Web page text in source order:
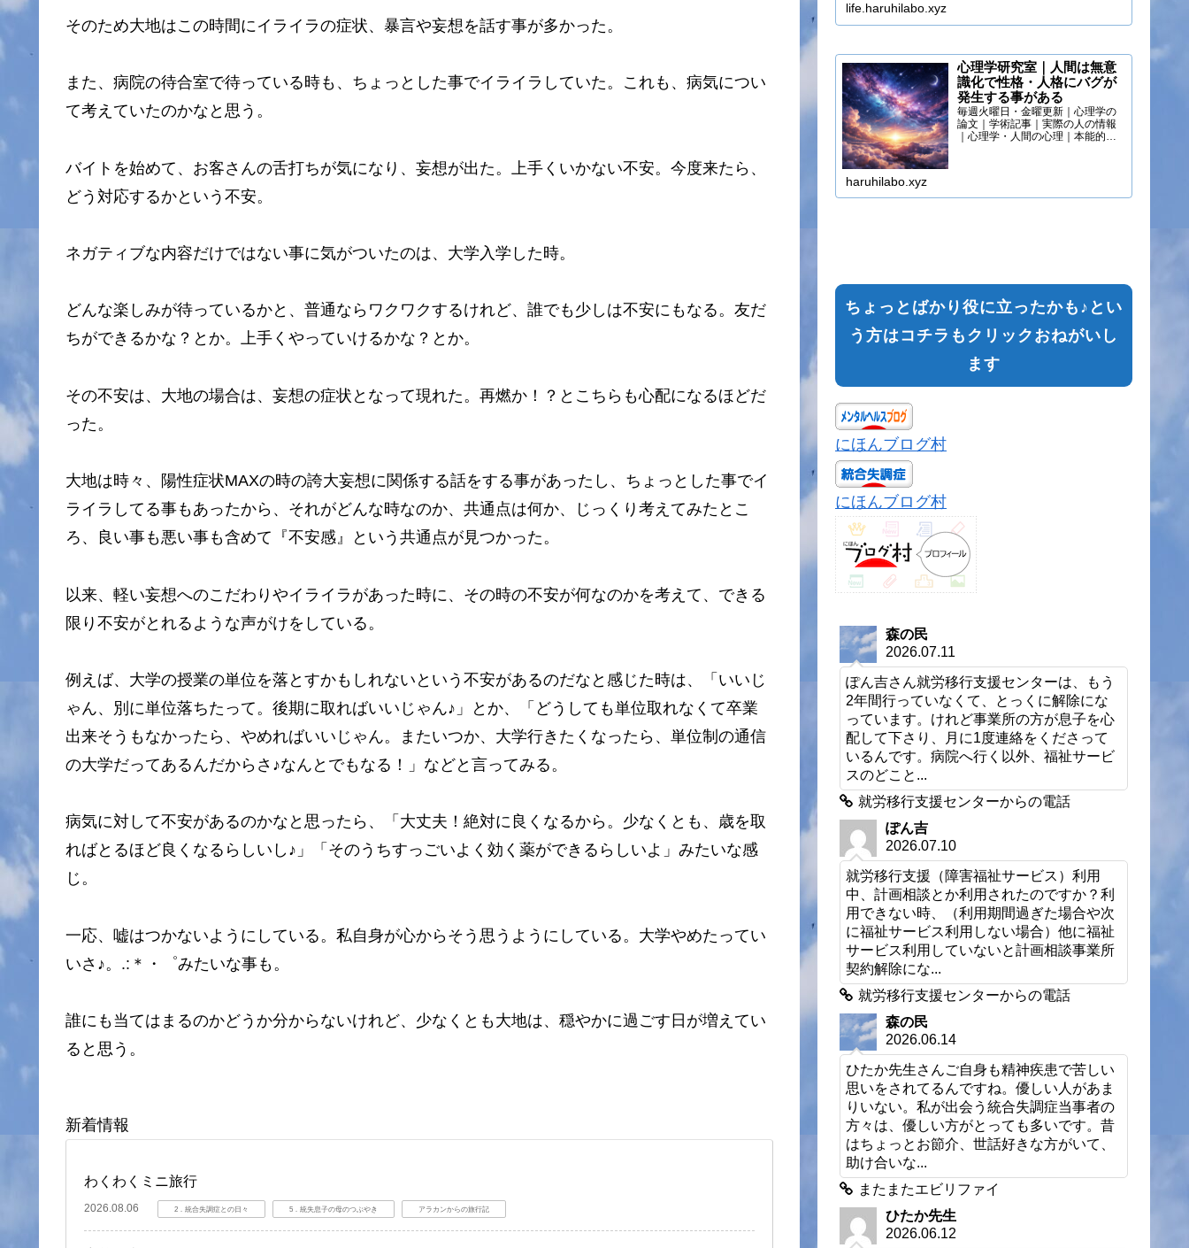
そのため大地はこの時間にイライラの症状、暴言や妄想を話す事が多かった。
また、病院の待合室で待っている時も、ちょっとした事でイライラしていた。これも、病気につい
て考えていたのかなと思う。
バイトを始めて、お客さんの舌打ちが気になり、妄想が出た。上手くいかない不安。今度来たら、
どう対応するかという不安。
ネガティブな内容だけではない事に気がついたのは、大学入学した時。
どんな楽しみが待っているかと、普通ならワクワクするけれど、誰でも少しは不安にもなる。友だ
ちができるかな？とか。上手くやっていけるかな？とか。
その不安は、大地の場合は、妄想の症状となって現れた。再燃か！？とこちらも心配になるほどだ
った。
大地は時々、陽性症状MAXの時の誇大妄想に関係する話をする事があったし、ちょっとした事でイ
ライラしてる事もあったから、それがどんな時なのか、共通点は何か、じっくり考えてみたとこ
ろ、良い事も悪い事も含めて『不安感』という共通点が見つかった。
以来、軽い妄想へのこだわりやイライラがあった時に、その時の不安が何なのかを考えて、できる
限り不安がとれるような声がけをしている。
例えば、大学の授業の単位を落とすかもしれないという不安があるのだなと感じた時は、「いいじ
ゃん、別に単位落ちたって。後期に取ればいいじゃん♪」とか、「どうしても単位取れなくて卒業
出来そうもなかったら、やめればいいじゃん。またいつか、大学行きたくなったら、単位制の通信
の大学だってあるんだからさ♪なんとでもなる！」などと言ってみる。
病気に対して不安があるのかなと思ったら、「大丈夫！絶対に良くなるから。少なくとも、歳を取
ればとるほど良くなるらしいし♪」「そのうちすっごいよく効く薬ができるらしいよ」みたいな感
じ。
一応、嘘はつかないようにしている。私自身が心からそう思うようにしている。大学やめたってい
いさ♪。.:＊・゜みたいな事も。
誰にも当てはまるのかどうか分からないけれど、少なくとも大地は、穏やかに過ごす日が増えてい
ると思う。
新着情報
わくわくミニ旅行
2026.08.06 2．統合失調症との日々 5．統失息子の母のつぶやき アラカンからの旅行記
life.haruhilabo.xyz
心理学研究室｜人間は無意
識化で性格・人格にバグが
発生する事がある
毎週火曜日・金曜更新｜心理学の
論文｜学術記事｜実際の人の情報
｜心理学・人間の心理｜本能的心
haruhilabo.xyz
ちょっとばかり役に立ったかも♪とい
う方はコチラもクリックおねがいし
ます
にほんブログ村
にほんブログ村
森の民
2026.07.11
ぽん吉さん就労移行支援センターは、もう
2年間行っていなくて、とっくに解除にな
っています。けれど事業所の方が息子を心
配して下さり、月に1度連絡をくださって
いるんです。病院へ行く以外、福祉サービ
スのどこと...
就労移行支援センターからの電話
ぽん吉
2026.07.10
就労移行支援（障害福祉サービス）利用
中、計画相談とか利用されたのですか？利
用できない時、（利用期間過ぎた場合や次
に福祉サービス利用しない場合）他に福祉
サービス利用していないと計画相談事業所
契約解除にな...
就労移行支援センターからの電話
森の民
2026.06.14
ひたか先生さんご自身も精神疾患で苦しい
思いをされてるんですね。優しい人があま
りいない。私が出会う統合失調症当事者の
方々は、優しい方がとっても多いです。昔
はちょっとお節介、世話好きな方がいて、
助け合いな...
またまたエビリファイ
ひたか先生
2026.06.12